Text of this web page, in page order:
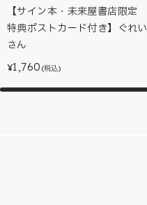
【サイン本・未来屋書店限定
特典ポストカード付き】ぐれい
さん
¥1,760 (税込)